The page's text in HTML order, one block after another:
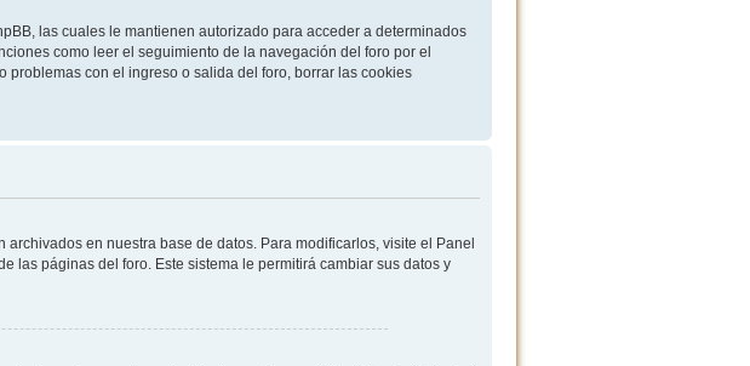
las cuales le mantienen autorizado para acceder a determinados
como leer el seguimiento de la navegación del foro por el
con el ingreso o salida del foro, borrar las cookies
en nuestra base de datos. Para modificarlos, visite el Panel
las páginas del foro. Este sistema le permitirá cambiar sus datos y